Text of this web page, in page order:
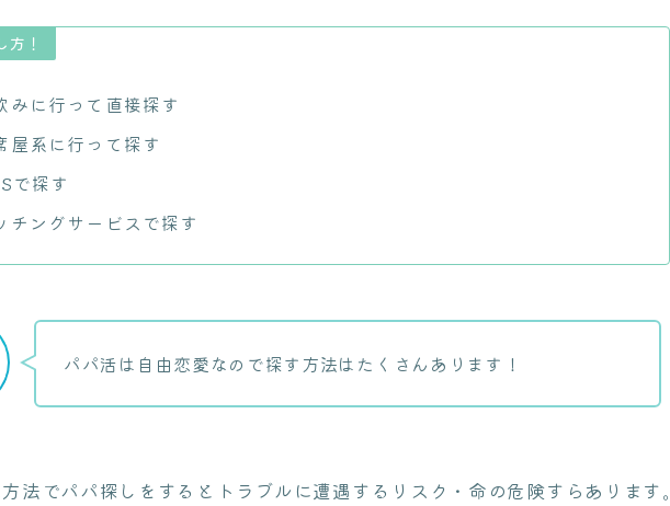
方！
みに行って直接探す
屋系に行って探す
で探す
チングサービスで探す
パパ活は自由恋愛なので探す方法はたくさんあります！
法でパパ探しをするとトラブルに遭遇するリスク・命の危険すらあります。